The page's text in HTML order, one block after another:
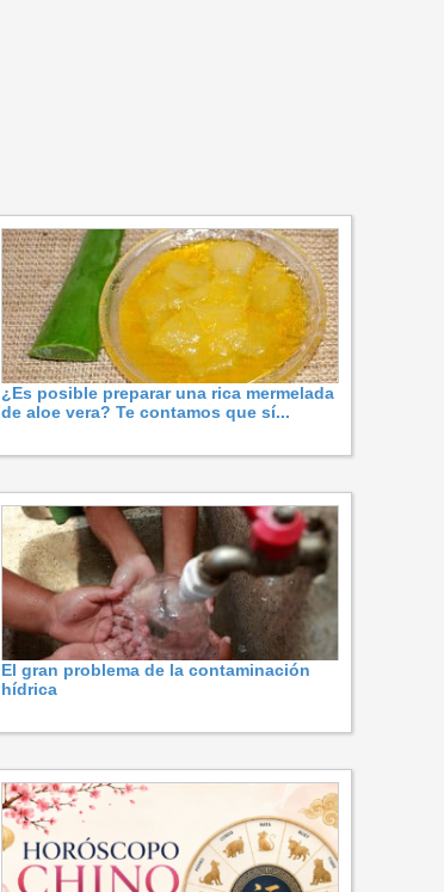
¿Es posible preparar una rica mermelada
de aloe vera? Te contamos que sí...
El gran problema de la contaminación
hídrica